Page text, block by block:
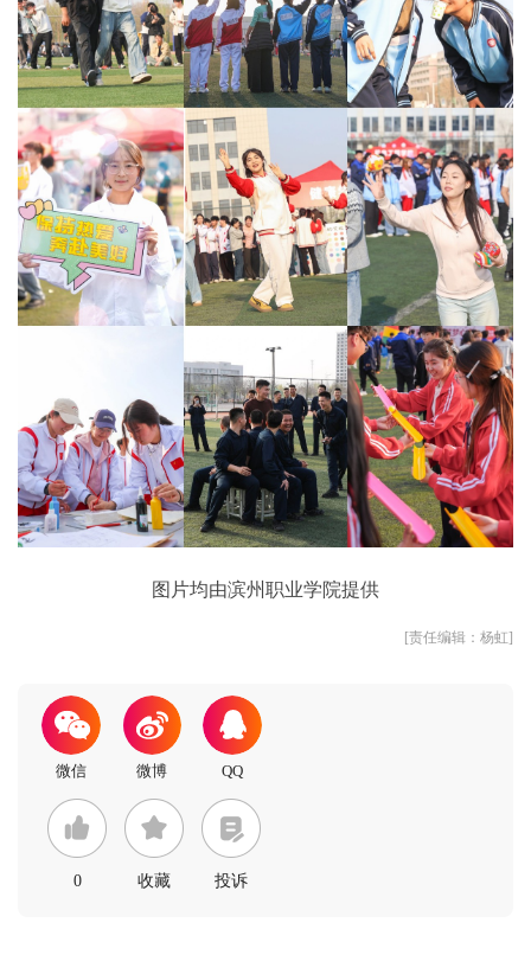
图片均由滨州职业学院提供
[责任编辑：杨虹]
0 收藏 投诉